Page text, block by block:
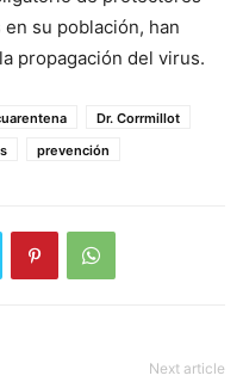
su población, han
propagación del virus.
Dr. Corrmillot
prevención
Next article